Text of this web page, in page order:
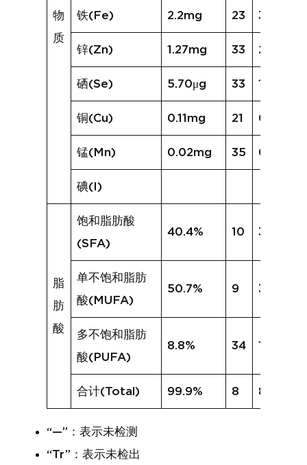
物
质
铁(Fe) 2.2mg 23 3.1mg
锌(Zn) 1.27mg 33 2.12mg
硒(Se) 5.70μg 33 11.94μg
铜(Cu) 0.11mg 21 0.16mg
锰(Mn) 0.02mg 35 0.08mg
碘(I)
脂
肪
酸
饱和脂肪酸
(SFA)
40.4% 10 31.9%
单不饱和脂肪
酸(MUFA)
50.7% 9 39.6%
多不饱和脂肪
酸(PUFA)
8.8% 34 11.3%
合计(Total) 99.9% 8 83.0%
“—”：表示未检测
“Tr”：表示未检出